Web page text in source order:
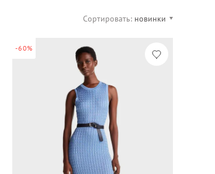
Сортировать: новинки
-60%